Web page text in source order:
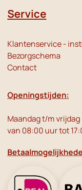
Service
Klantenservice -
Bezorgschema
Contact
Openingstijden:
Maandag t/m vrijdag
van 08:00 uur tot